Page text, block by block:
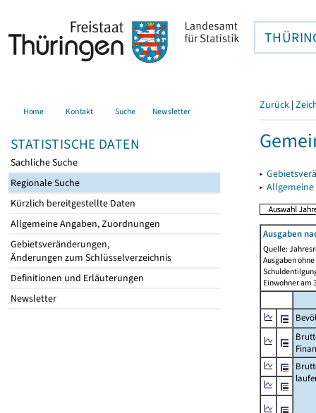
Home Kontakt Suche Newsletter
STATISTISCHE DATEN
Sachliche Suche
Regionale Suche
Kürzlich bereitgestellte Daten
Allgemeine Angaben, Zuordnungen
Gebietsveränderungen,
Änderungen zum Schlüsselverzeichnis
Definitionen und Erläuterungen
Newsletter
Zurück |
▸
▸
Ausgaben
Quelle:
Ausgaben
Einwohner am